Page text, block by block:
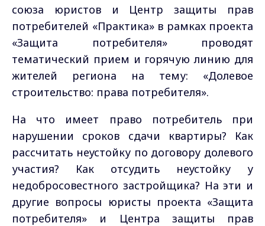
союза юристов и Центр защиты прав
потребителей «Практика» в рамках проекта
«Защита потребителя» проводят
тематический прием и горячую линию для
жителей региона на тему: «Долевое
строительство: права потребителя».
На что имеет право потребитель при
нарушении сроков сдачи квартиры? Как
рассчитать неустойку по договору долевого
участия? Как отсудить неустойку у
недобросовестного застройщика? На эти и
другие вопросы юристы проекта «Защита
потребителя» и Центра защиты прав